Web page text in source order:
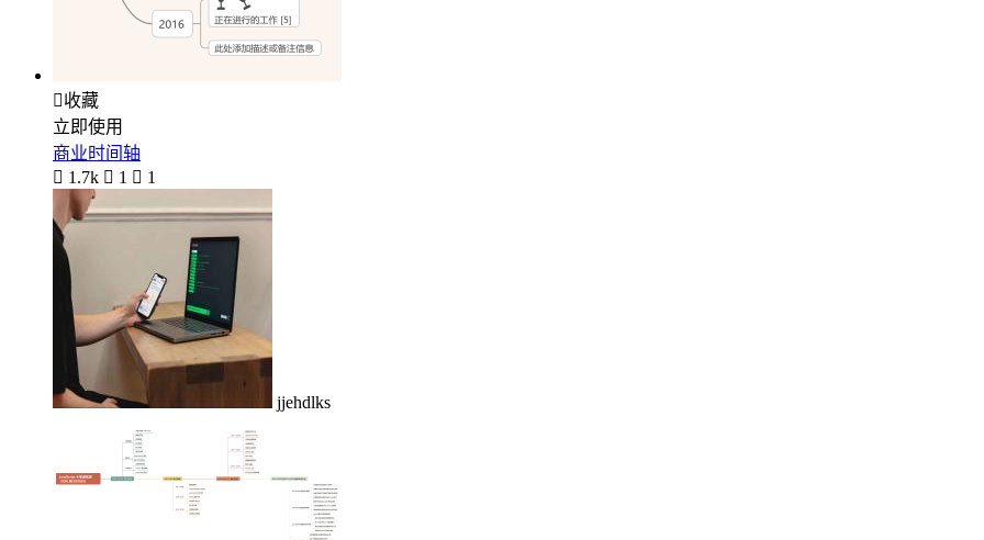
收藏
立即使用
商业时间轴
 1.7k  1  1
jjehdlks